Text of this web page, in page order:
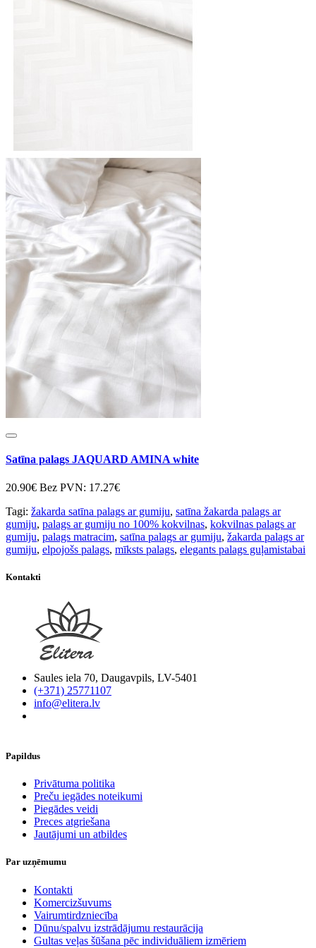
Satīna palags JAQUARD AMINA white
20.90€ Bez PVN: 17.27€
Tagi: žakarda satīna palags ar gumiju, satīna žakarda palags ar
gumiju, palags ar gumiju no 100% kokvilnas, kokvilnas palags ar
gumiju, palags matracim, satīna palags ar gumiju, žakarda palags ar
gumiju, elpojošs palags, mīksts palags, elegants palags guļamistabai
Kontakti
Saules iela 70, Daugavpils, LV-5401
(+371) 25771107
info@elitera.lv
Papildus
​Privātuma politika
Preču iegādes noteikumi
Piegādes veidi
Preces atgriešana
Jautājumi un atbildes
Par uzņēmumu
Kontakti
Komercizšuvums
Vairumtirdzniecība
Dūnu/spalvu izstrādājumu restaurācija
Gultas veļas šūšana pēc individuāliem izmēriem